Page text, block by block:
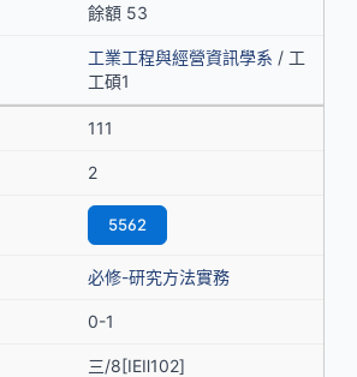
餘額 53
工業工程與經營資訊學系 / 工
工碩1
111
2
5562
必修-研究方法實務
0-1
三/8[IEⅡ102]